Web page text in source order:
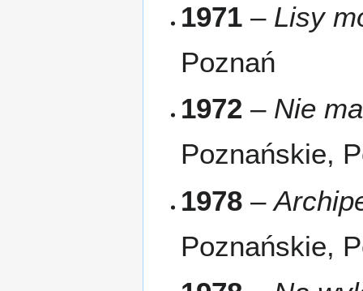
1971 – Lisy
Poznań
1972 – Nie
Poznańskie,
1978 –
Poznańskie,